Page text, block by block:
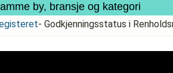
by, bransje og kategori
- Godkjenningsstatus i